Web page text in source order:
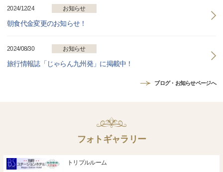
2024/12/24 お知らせ
朝食代金変更のお知らせ！
2024/08/30 お知らせ
旅行情報誌「じゃらん九州発」に掲載中！
ブログ・お知らせページへ
フォトギャラリー
トリプルルーム